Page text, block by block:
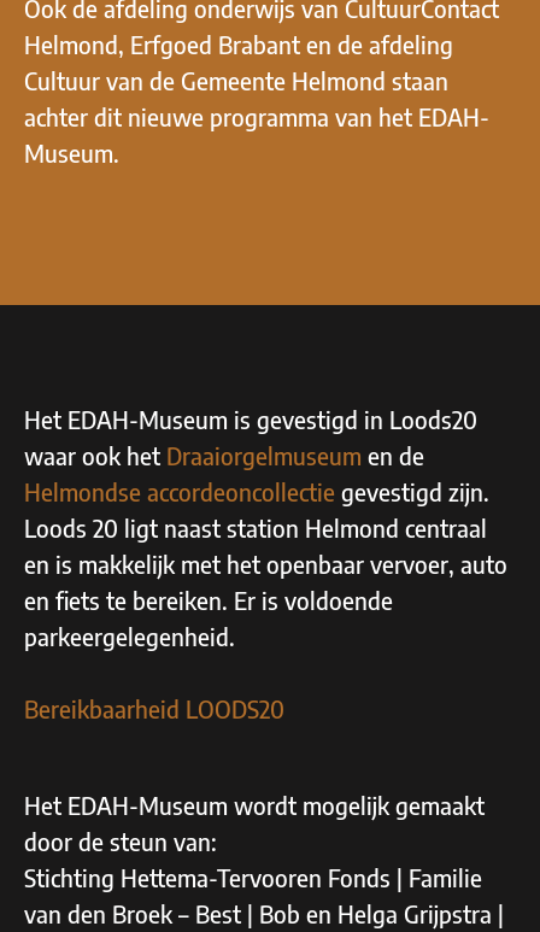
Ook de afdeling onderwijs van CultuurContact
Helmond, Erfgoed Brabant en de afdeling
Cultuur van de Gemeente Helmond staan
achter dit nieuwe programma van het EDAH-
Museum.
Het EDAH-Museum is gevestigd in Loods20
waar ook het Draaiorgelmuseum en de
Helmondse accordeoncollectie gevestigd zijn.
Loods 20 ligt naast station Helmond centraal
en is makkelijk met het openbaar vervoer, auto
en fiets te bereiken. Er is voldoende
parkeergelegenheid.
Bereikbaarheid LOODS20
Het EDAH-Museum wordt mogelijk gemaakt
door de steun van:
Stichting Hettema-Tervooren Fonds | Familie
van den Broek – Best | Bob en Helga Grijpstra |